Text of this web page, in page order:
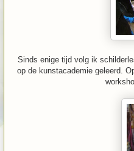
Sinds enige tijd volg ik
op de kunstacademie geleerd.